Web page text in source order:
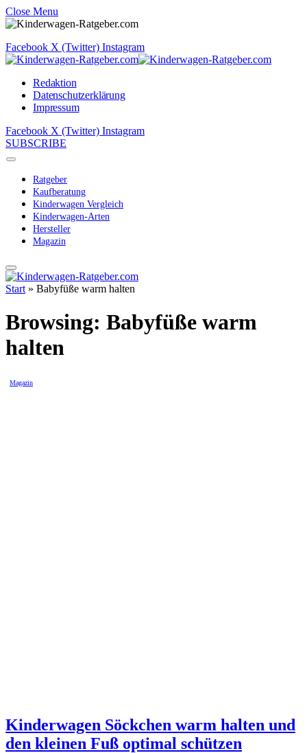
Close Menu
Facebook X (Twitter) Instagram
Redaktion
Datenschutzerklärung
Impressum
Facebook X (Twitter) Instagram
SUBSCRIBE
Ratgeber
Kaufberatung
Kinderwagen Vergleich
Kinderwagen-Arten
Hersteller
Magazin
Start » Babyfüße warm halten
Browsing: Babyfüße warm
halten
Magazin
Kinderwagen Söckchen warm halten und
den kleinen Fuß optimal schützen